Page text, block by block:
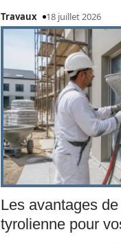
Travaux 18 juillet 2026
Les avantages
tyrolienne pour